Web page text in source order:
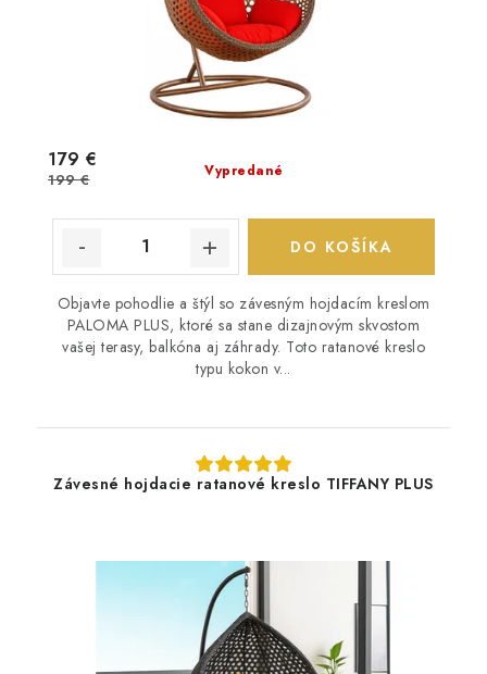
Vypredané
179 €
199 €
DO KOŠÍKA
Objavte pohodlie a štýl so závesným hojdacím kreslom
PALOMA PLUS, ktoré sa stane dizajnovým skvostom
vašej terasy, balkóna aj záhrady. Toto ratanové kreslo
typu kokon v...
Závesné hojdacie ratanové kreslo TIFFANY PLUS